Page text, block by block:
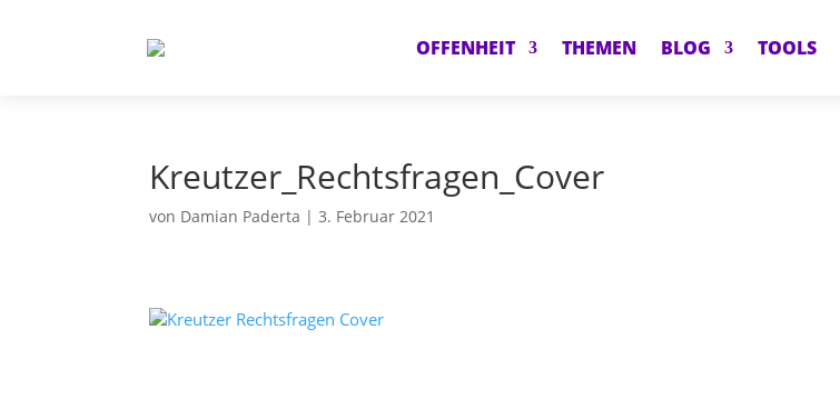
OFFENHEIT THEMEN BLOG TOOLS
Kreutzer_Rechtsfragen_Cover
von Damian Paderta |3. Februar 2021